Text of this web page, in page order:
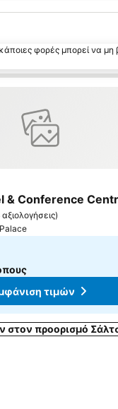
φορές μπορεί να μη
& Conference
)
τιμών
προορισμό